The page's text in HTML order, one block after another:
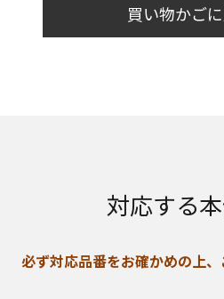
買い物かご
対応する
必ず対応品番をお確かめの上、